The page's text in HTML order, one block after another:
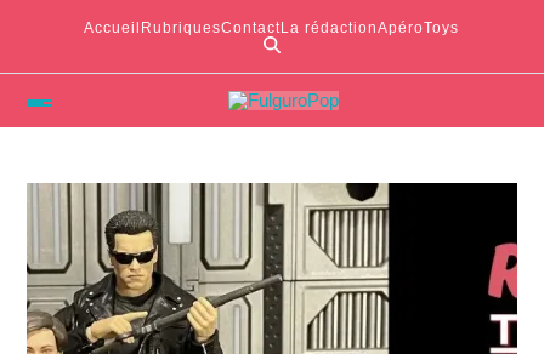
Accueil RubriquesContactLa rédactionApéroToys